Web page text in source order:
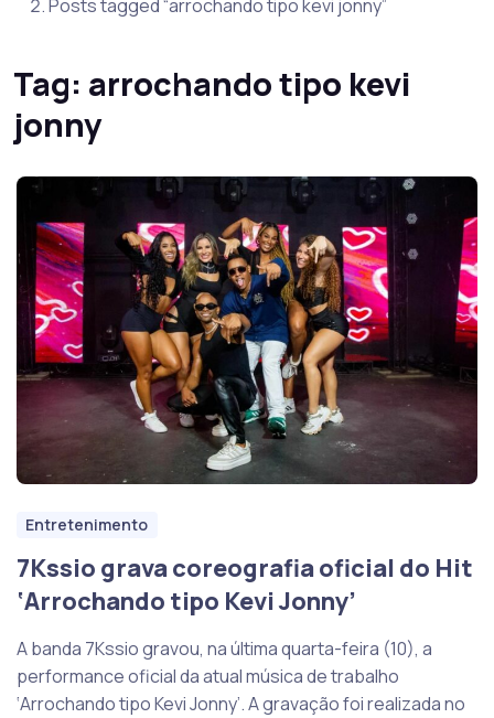
Posts tagged “arrochando tipo kevi jonny”
Tag: arrochando tipo kevi
jonny
Entretenimento
7Kssio grava coreografia oficial do Hit
‘Arrochando tipo Kevi Jonny’
A banda 7Kssio gravou, na última quarta-feira (10), a
performance oficial da atual música de trabalho
‘Arrochando tipo Kevi Jonny’. A gravação foi realizada no